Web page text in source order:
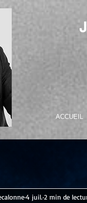
ACCUEIL
4 juil.2 min de